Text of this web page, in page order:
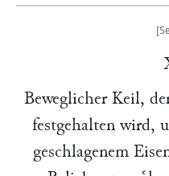
Beweglicher Keil,
festgehalten wird,
geschlagenem